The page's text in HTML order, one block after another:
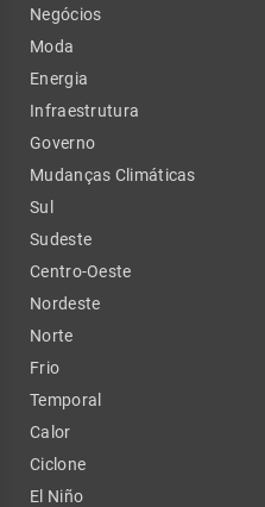
Negócios
Moda
Energia
Infraestrutura
Governo
Mudanças Climáticas
Sul
Sudeste
Centro-Oeste
Nordeste
Norte
Frio
Temporal
Calor
Ciclone
El Niño